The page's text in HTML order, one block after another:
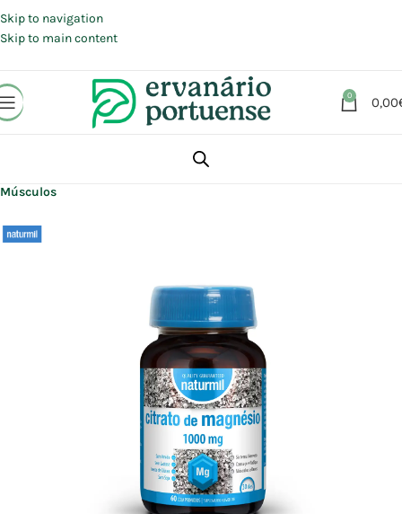
Skip to navigation
Skip to main content
0 0,00
Suplementos alimentares
Músculos